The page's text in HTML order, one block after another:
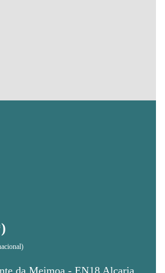
da Meimoa - EN18 Alcaria